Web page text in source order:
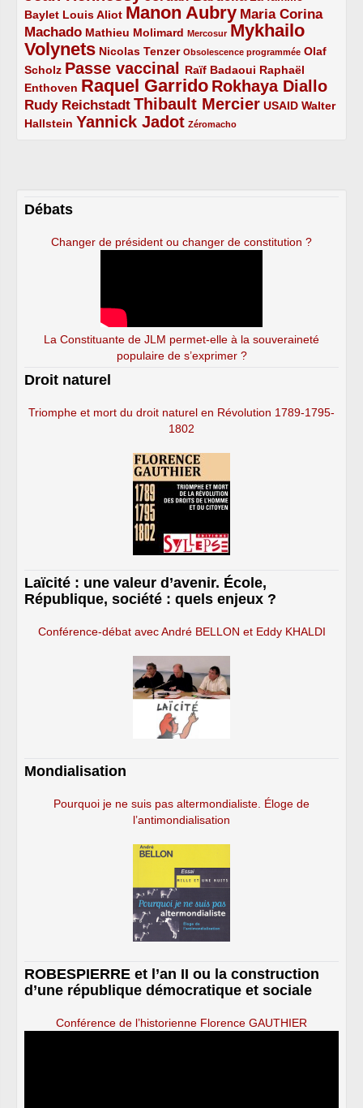
Baylet
2/5 Louis Aliot
2/5 Manon Aubry
5/5
Maria Corina
Machado
3/5 Mathieu Molimard
2/5 Mercosur
1/5
Mykhailo
Volynets
5/5 Nicolas Tenzer
2/5 Obsolescence programmée
1/5
Olaf
Scholz
2/5 Passe vaccinal
4/5 Raïf Badaoui
2/5
Raphaël
Enthoven
2/5 Raquel Garrido
5/5 Rokhaya Diallo
4/5
Rudy Reichstadt
3/5 Thibault Mercier
4/5 USAID
2/5
Walter
Hallstein
2/5 Yannick Jadot
4/5 Zéromacho
1/5
Débats
Changer de président ou changer de constitution ?
La Constituante de JLM permet-elle à la souveraineté
populaire de s’exprimer ?
Droit naturel
Triomphe et mort du droit naturel en Révolution 1789-1795-
1802
Laïcité : une valeur d’avenir. École,
République, société : quels enjeux ?
Conférence-débat avec André BELLON et Eddy KHALDI
Mondialisation
Pourquoi je ne suis pas altermondialiste. Éloge de
l’antimondialisation
ROBESPIERRE et l’an II ou la construction
d’une république démocratique et sociale
Conférence de l’historienne Florence GAUTHIER